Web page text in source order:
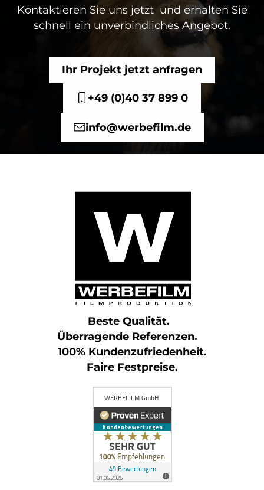
Kontaktieren Sie uns jetzt und erhalten Sie
schnell ein unverbindliches Angebot.
Ihr Projekt jetzt anfragen
+49 (0)40 37 899 0
info@werbefilm.de
Beste Qualität.
Überragende Referenzen.
100% Kundenzufriedenheit.
Faire Festpreise.